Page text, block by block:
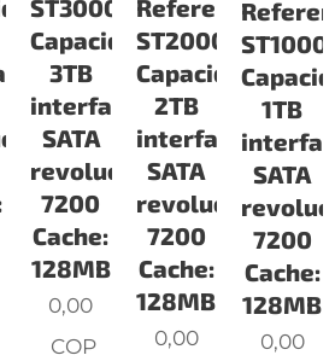
ST3000VX000
Capacidad:
3TB
interface
SATA
revoluciones:
7200
Cache:
128MB
0,00
COP
Referencia:
ST2000VX000
Capacidad:
2TB
interface
SATA
revoluciones:
7200
Cache:
128MB
0,00
1TB
SATA
7200
Cache:
128MB
0,00